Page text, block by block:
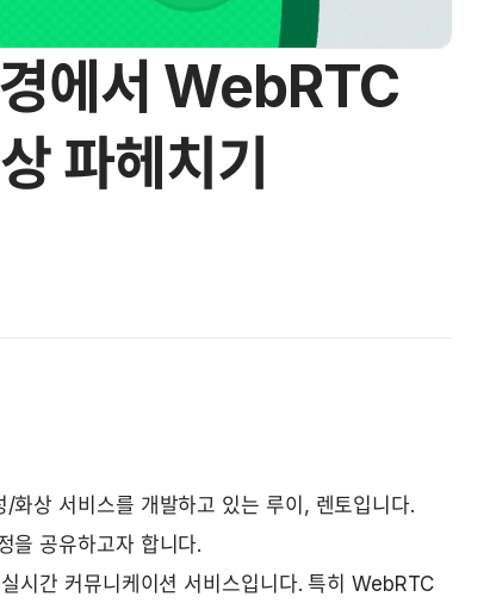
에서 WebRTC
파헤치기
화상 서비스를 개발하고 있는 루이, 렌토입니다.
을 공유하고자 합니다.
시간 커뮤니케이션 서비스입니다. 특히 WebRTC